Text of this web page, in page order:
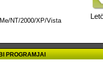
NT/2000/XP/Vista
PROGRAMJAI